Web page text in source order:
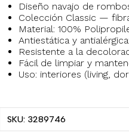
Diseño navajo de
Colección Classic —
Material: 100%
Antiestática y
Resistente a la
Fácil de limpiar y
Uso: interiores (living,
SKU: 3289746